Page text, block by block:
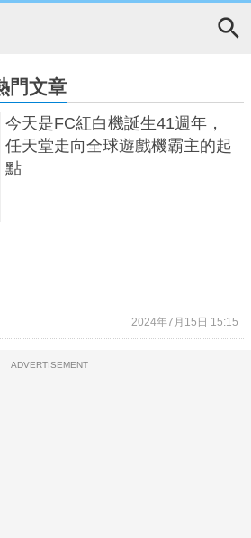
門文章
今天是FC紅白機誕生41週年，
任天堂走向全球遊戲機霸主的起
點
2024年7月15日 15:15
ADVERTISEMENT